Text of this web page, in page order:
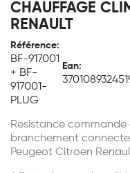
CHAUFFAGE
RENAULT
Référence:
BF-917001
+ BF-
917001-
PLUG
Ean:
Resistance
branchement
Peugeot Citroen